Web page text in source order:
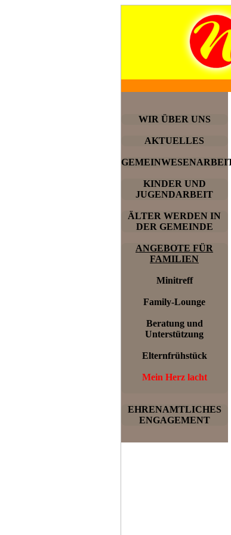
WIR ÜBER UNS
AKTUELLES
KINDER UND
JUGENDARBEIT
ÄLTER WERDEN IN
DER GEMEINDE
ANGEBOTE FÜR
FAMILIEN
Minitreff
Family-Lounge
Beratung und
Unterstützung
Elternfrühstück
Mein Herz lacht
EHRENAMTLICHES
ENGAGEMENT